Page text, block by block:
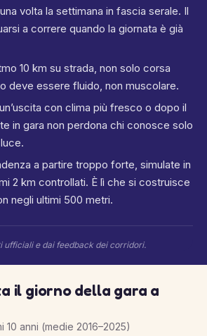
volta la settimana in fascia serale. Il
a correre quando la giornata è già
10 km su strada, non solo corsa
deve essere fluido, non muscolare.
con clima più fresco o dopo il
in gara non perdona chi conosce solo
a partire troppo forte, simulate in
2 km controllati. È lì che si costruisce
negli ultimi 500 metri.
ufficiali e dai feedback dei corridori.
il giorno della gara a
10 anni (medie 2016–2025)